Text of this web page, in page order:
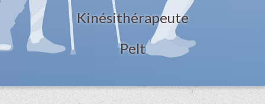
Kinésithérapeute
Pelt